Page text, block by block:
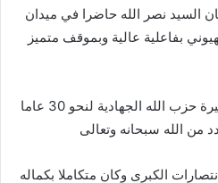
من 40 عاما كان السيد نصر الله حاضرا في ميدان
بفاعلية عالية وبموقف متميز
– السيد حسن نصر الله قاد مسيرة حزب الله الجهادية لنحو 30 عاما
من الله سبحانه وتعالى
الكبرى وكان متكاملا بكماله